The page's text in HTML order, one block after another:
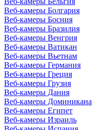
Веб-камеры Болгария
Веб-камеры Босния
Веб-камеры Бразилия
Веб-камеры Венгрия
Веб-камеры Ватикан
Веб-камеры Вьетнам
Веб-камеры Германия
Веб-камеры Греция
Веб-камеры Грузия
Веб-камеры Дания
Веб-камеры Доминикана
Веб-камеры Египет
Веб-камеры Израиль